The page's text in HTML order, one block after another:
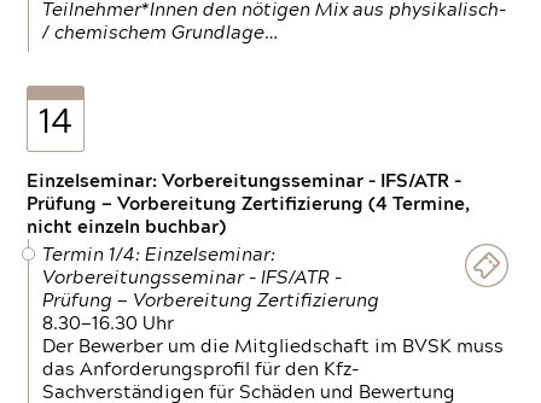
Teilnehmer*Innen den nötigen Mix aus physikalisch-
/ chemischem Grundlage…
14
Einzelseminar: Vorbereitungsseminar - IFS/ATR -
Prüfung — Vorbereitung Zertifizierung (4 Termine,
nicht einzeln buchbar)
Termin 1/4: Einzelseminar:
Vorbereitungsseminar - IFS/ATR -
Prüfung — Vorbereitung Zertifizierung
8.30—16.30 Uhr
Der Bewerber um die Mitgliedschaft im BVSK muss
das Anforderungsprofil für den Kfz-
Sachverständigen für Schäden und Bewertung